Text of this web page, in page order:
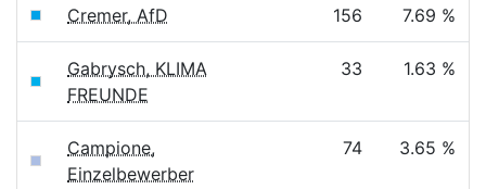
Cremer, AfD 156 7.69 %
Gabrysch, KLIMA
FREUNDE
33 1.63 %
Campione,
Einzelbewerber
74 3.65 %